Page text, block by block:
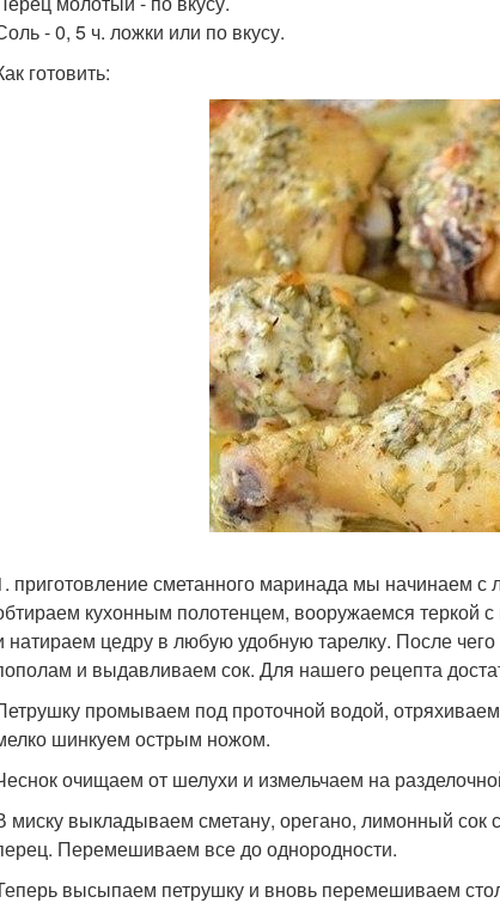
- 0, 5 ч. ложки или по вкусу.
готовить:
приготовление сметанного маринада мы начинаем
кухонным полотенцем, вооружаемся теркой
натираем цедру в любую удобную тарелку. После
и выдавливаем сок. Для нашего рецепта
промываем под проточной водой,
шинкуем острым ножом.
очищаем от шелухи и измельчаем на
миску выкладываем сметану, орегано, лимонный сок
Перемешиваем все до однородности.
высыпаем петрушку и вновь перемешиваем